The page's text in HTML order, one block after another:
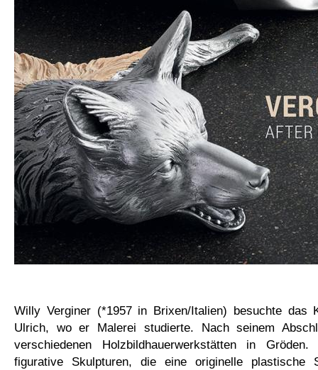
Willy Verginer (*1957 in Brixen/Italien) besuchte das
Ulrich, wo er Malerei studierte. Nach seinem
verschiedenen Holzbildhauerwerkstätten in
figurative Skulpturen, die eine originelle plastische